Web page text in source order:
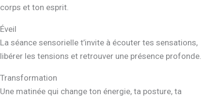
corps et ton esprit.
Éveil
La séance sensorielle t’invite à écouter tes sensations,
libérer les tensions et retrouver une présence profonde.
Transformation
Une matinée qui change ton énergie, ta posture, ta